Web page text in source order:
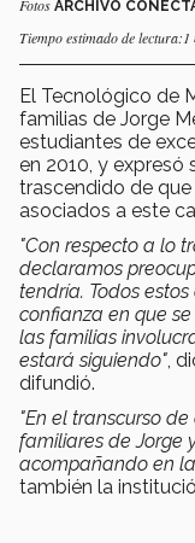
Fotos ARCHIVO
Tiempo estimado de lectura:1
El Tecnológico de
familias de Jorge
estudiantes de
en 2010, y expresó
trascendido de
asociados a este
"Con respecto a lo
declaramos
tendría. Todos
confianza en que
las familias
estará siguiendo" ,
difundió.
"En el transcurso
familiares de Jorge
acompañando en
también la